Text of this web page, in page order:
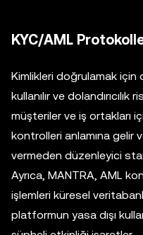
KYC/AML
Kimlikleri doğrulamak için
kullanılır ve dolandırıcılık
müşteriler ve iş ortakları
kontrolleri anlamına gelir
vermeden düzenleyici
Ayrıca, MANTRA, AML
işlemleri küresel
platformun yasa dışı